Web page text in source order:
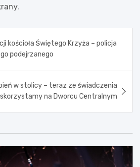
kościoła Świętego Krzyża – policja
podejrzanego
w stolicy – teraz ze świadczenia
skorzystamy na Dworcu Centralnym